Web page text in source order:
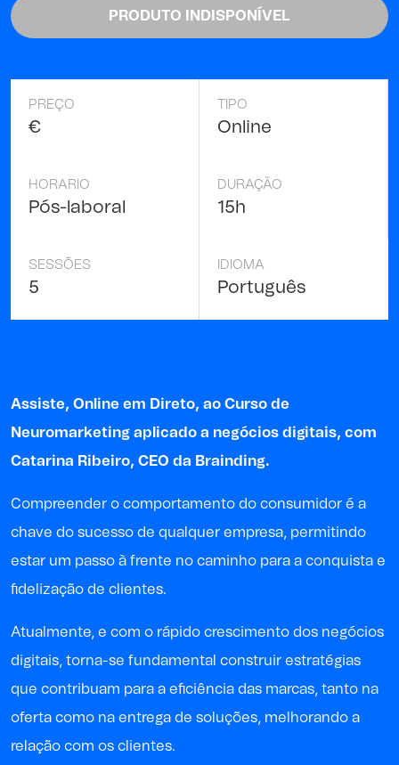
PRODUTO INDISPONÍVEL
PREÇO
€
TIPO
Online
HORARIO
Pós-laboral
DURAÇÃO
15h
SESSÕES
5
IDIOMA
Português
Assiste, Online em Direto, ao Curso de
Neuromarketing aplicado a negócios digitais, com
Catarina Ribeiro, CEO da Brainding.
Compreender o comportamento do consumidor é a
chave do sucesso de qualquer empresa, permitindo
estar um passo à frente no caminho para a conquista e
fidelização de clientes.
Atualmente, e com o rápido crescimento dos negócios
digitais, torna-se fundamental construir estratégias
que contribuam para a eficiência das marcas, tanto na
oferta como na entrega de soluções, melhorando a
relação com os clientes.